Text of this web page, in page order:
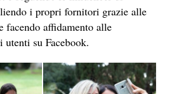
i propri fornitori grazie alle
facendo affidamento alle
su Facebook.